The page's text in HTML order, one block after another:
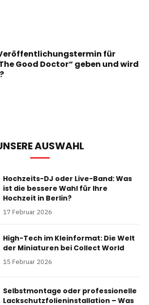
für
Good Doctor“ geben und wird
AUSWAHL
Hochzeits-DJ oder Live-Band: Was
ist die bessere Wahl für Ihre
Hochzeit in Berlin?
17 Februar 2026
High-Tech im Kleinformat: Die Welt
der Miniaturen bei Collect World
15 Februar 2026
Selbstmontage oder professionelle
Lackschutzfolieninstallation – Was